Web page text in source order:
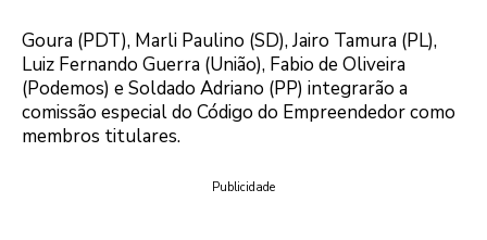
Goura (PDT), Marli Paulino (SD), Jairo Tamura (PL),
Luiz Fernando Guerra (União), Fabio de Oliveira
(Podemos) e Soldado Adriano (PP) integrarão a
comissão especial do Código do Empreendedor como
membros titulares.
Publicidade